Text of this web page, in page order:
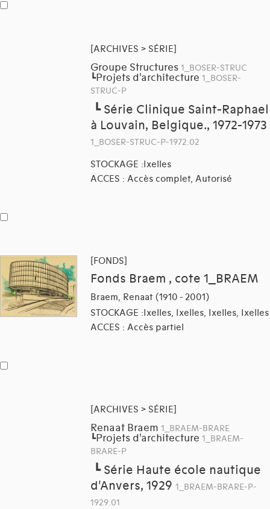
[ARCHIVES > SÉRIE]
Groupe Structures 1_BOSER-STRUC
┗Projets d'architecture 1_BOSER-
STRUC-P
┗ Série Clinique Saint-Raphael
à Louvain, Belgique., 1972-1973
1_BOSER-STRUC-P-1972.02
STOCKAGE :Ixelles
ACCES : Accès complet, Autorisé
[FONDS]
Fonds Braem , cote 1_BRAEM
Braem, Renaat (1910 - 2001)
STOCKAGE :Ixelles, Ixelles, Ixelles, Ixelles
ACCES : Accès partiel
[ARCHIVES > SÉRIE]
Renaat Braem 1_BRAEM-BRARE
┗Projets d'architecture 1_BRAEM-
BRARE-P
┗ Série Haute école nautique
d'Anvers, 1929 1_BRAEM-BRARE-P-
1929.01